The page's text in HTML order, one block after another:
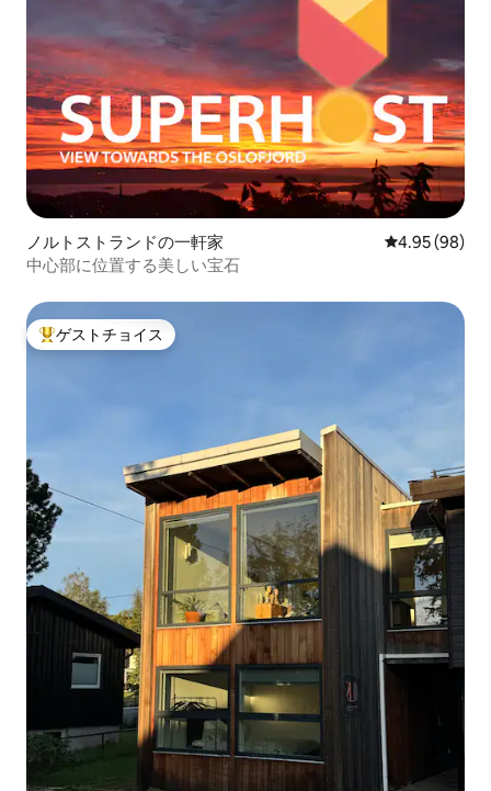
ノルトストランドの一軒家 レビュー98
4.95 (98)
中心部に位置する美しい宝石
大好評のゲストチョイスです。
ゲストチョイス